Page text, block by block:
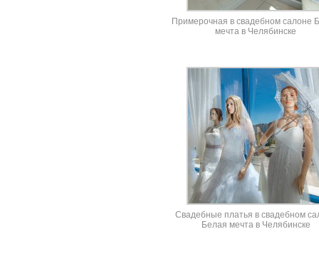
Примерочная в свадебном салоне
мечта в Челябинске
Свадебные платья в свадебном
Белая мечта в Челябинске